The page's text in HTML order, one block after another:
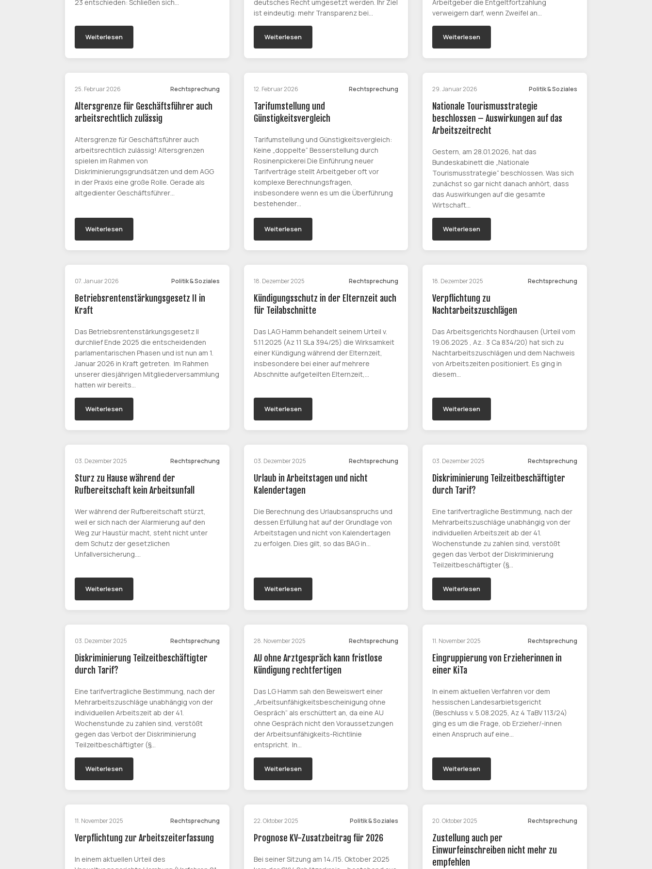
23 entschieden: Schließen sich…
Weiterlesen
deutsches Recht umgesetzt werden. Ihr Ziel
ist eindeutig: mehr Transparenz bei…
Weiterlesen
Arbeitgeber die Entgeltfortzahlung
verweigern darf, wenn Zweifel an…
Weiterlesen
25. Februar 2026 Rechtsprechung
Altersgrenze für Geschäftsführer auch
arbeitsrechtlich zulässig
Altersgrenze für Geschäftsführer auch
arbeitsrechtlich zulässig! Altersgrenzen
spielen im Rahmen von
Diskriminierungsgrundsätzen und dem AGG
in der Praxis eine große Rolle. Gerade als
altgedienter Geschäftsführer…
Weiterlesen
12. Februar 2026 Rechtsprechung
Tarifumstellung und
Günstigkeitsvergleich
Tarifumstellung und Günstigkeitsvergleich:
Keine „doppelte“ Besserstellung durch
Rosinenpickerei Die Einführung neuer
Tarifverträge stellt Arbeitgeber oft vor
komplexe Berechnungsfragen,
insbesondere wenn es um die Überführung
bestehender…
Weiterlesen
29. Januar 2026 Politik & Soziales
Nationale Tourismusstrategie
beschlossen – Auswirkungen auf das
Arbeitszeitrecht
Gestern, am 28.01.2026, hat das
Bundeskabinett die „Nationale
Tourismusstrategie“ beschlossen. Was sich
zunächst so gar nicht danach anhört, dass
das Auswirkungen auf die gesamte
Wirtschaft…
Weiterlesen
07. Januar 2026 Politik & Soziales
Betriebsrentenstärkungsgesetz II in
Kraft
Das Betriebsrentenstärkungsgesetz II
durchlief Ende 2025 die entscheidenden
parlamentarischen Phasen und ist nun am 1.
Januar 2026 in Kraft getreten. Im Rahmen
unserer diesjährigen Mitgliederversammlung
hatten wir bereits…
Weiterlesen
18. Dezember 2025 Rechtsprechung
Kündigungsschutz in der Elternzeit auch
für Teilabschnitte
Das LAG Hamm behandelt seinem Urteil v.
5.11.2025 (Az 11 SLa 394/25) die Wirksamkeit
einer Kündigung während der Elternzeit,
insbesondere bei einer auf mehrere
Abschnitte aufgeteilten Elternzeit,…
Weiterlesen
18. Dezember 2025 Rechtsprechung
Verpflichtung zu
Nachtarbeitszuschlägen
Das Arbeitsgerichts Nordhausen (Urteil vom
19.06.2025 , Az.: 3 Ca 834/20) hat sich zu
Nachtarbeitszuschlägen und dem Nachweis
von Arbeitszeiten positioniert. Es ging in
diesem…
Weiterlesen
03. Dezember 2025 Rechtsprechung
Sturz zu Hause während der
Rufbereitschaft kein Arbeitsunfall
Wer während der Rufbereitschaft stürzt,
weil er sich nach der Alarmierung auf den
Weg zur Haustür macht, steht nicht unter
dem Schutz der gesetzlichen
Unfallversicherung.…
Weiterlesen
03. Dezember 2025 Rechtsprechung
Urlaub in Arbeitstagen und nicht
Kalendertagen
Die Berechnung des Urlaubsanspruchs und
dessen Erfüllung hat auf der Grundlage von
Arbeitstagen und nicht von Kalendertagen
zu erfolgen. Dies gilt, so das BAG in…
Weiterlesen
03. Dezember 2025 Rechtsprechung
Diskriminierung Teilzeitbeschäftigter
durch Tarif?
Eine tarifvertragliche Bestimmung, nach der
Mehrarbeitszuschläge unabhängig von der
individuellen Arbeitszeit ab der 41.
Wochenstunde zu zahlen sind, verstößt
gegen das Verbot der Diskriminierung
Teilzeitbeschäftigter (§…
Weiterlesen
03. Dezember 2025 Rechtsprechung
Diskriminierung Teilzeitbeschäftigter
durch Tarif?
Eine tarifvertragliche Bestimmung, nach der
Mehrarbeitszuschläge unabhängig von der
individuellen Arbeitszeit ab der 41.
Wochenstunde zu zahlen sind, verstößt
gegen das Verbot der Diskriminierung
Teilzeitbeschäftigter (§…
Weiterlesen
28. November 2025 Rechtsprechung
AU ohne Arztgespräch kann fristlose
Kündigung rechtfertigen
Das LG Hamm sah den Beweiswert einer
„Arbeitsunfähigkeitsbescheinigung ohne
Gespräch“ als erschüttert an, da eine AU
ohne Gespräch nicht den Voraussetzungen
der Arbeitsunfähigkeits-Richtlinie
entspricht. In…
Weiterlesen
11. November 2025 Rechtsprechung
Eingruppierung von Erzieherinnen in
einer KiTa
In einem aktuellen Verfahren vor dem
hessischen Landesarbietsgericht
(Beschluss v. 5.08.2025, Az 4 TaBV 113/24)
ging es um die Frage, ob Erzieher/-innen
einen Anspruch auf eine…
Weiterlesen
11. November 2025 Rechtsprechung
Verpflichtung zur Arbeitszeiterfassung
In einem aktuellen Urteil des
22. Oktober 2025 Politik & Soziales
Prognose KV-Zusatzbeitrag für 2026
Bei seiner Sitzung am 14./15. Oktober 2025
20. Oktober 2025 Rechtsprechung
Zustellung auch per
Einwurfeinschreiben nicht mehr zu
empfehlen